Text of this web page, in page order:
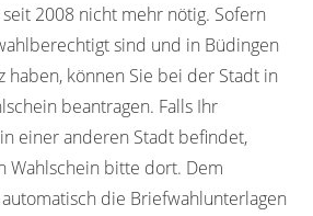
2008 nicht mehr nötig. Sofern
sind und in Büdingen
haben, können Sie bei der Stadt in
beantragen. Falls Ihr
einer anderen Stadt befindet,
Wahlschein bitte dort. Dem
die Briefwahlunterlagen